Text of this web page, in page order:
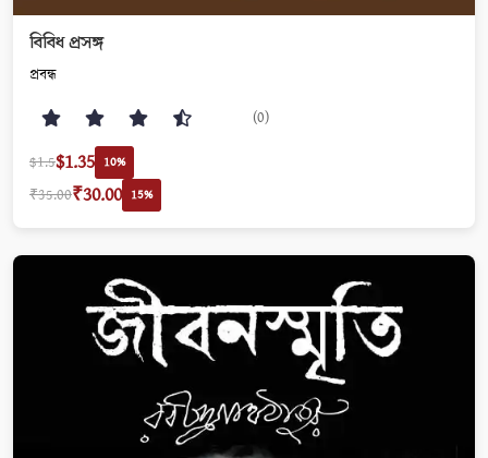
বিবিধ প্রসঙ্গ
প্রবন্ধ
(0)
$1.5$1.35 10%
₹35.00₹30.00 15%